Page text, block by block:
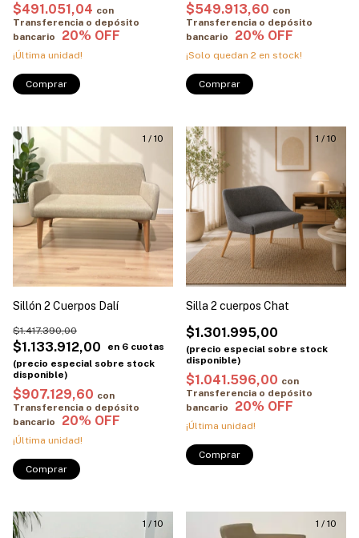
$491.051,04 con
Transferencia o depósito
bancario
¡Última unidad!
Comprar
$549.913,60 con
Transferencia o depósito
bancario
¡Solo quedan 2 en stock!
Comprar
1 / 10
Sillón 2 Cuerpos Dalí
$1.133.912,00
$1.417.390,00
$907.129,60 con
Transferencia o depósito
bancario
¡Última unidad!
Comprar
1 / 10
Silla 2 cuerpos Chat
$1.301.995,00
$1.041.596,00 con
Transferencia o depósito
bancario
¡Última unidad!
Comprar
1 / 10 1 / 10